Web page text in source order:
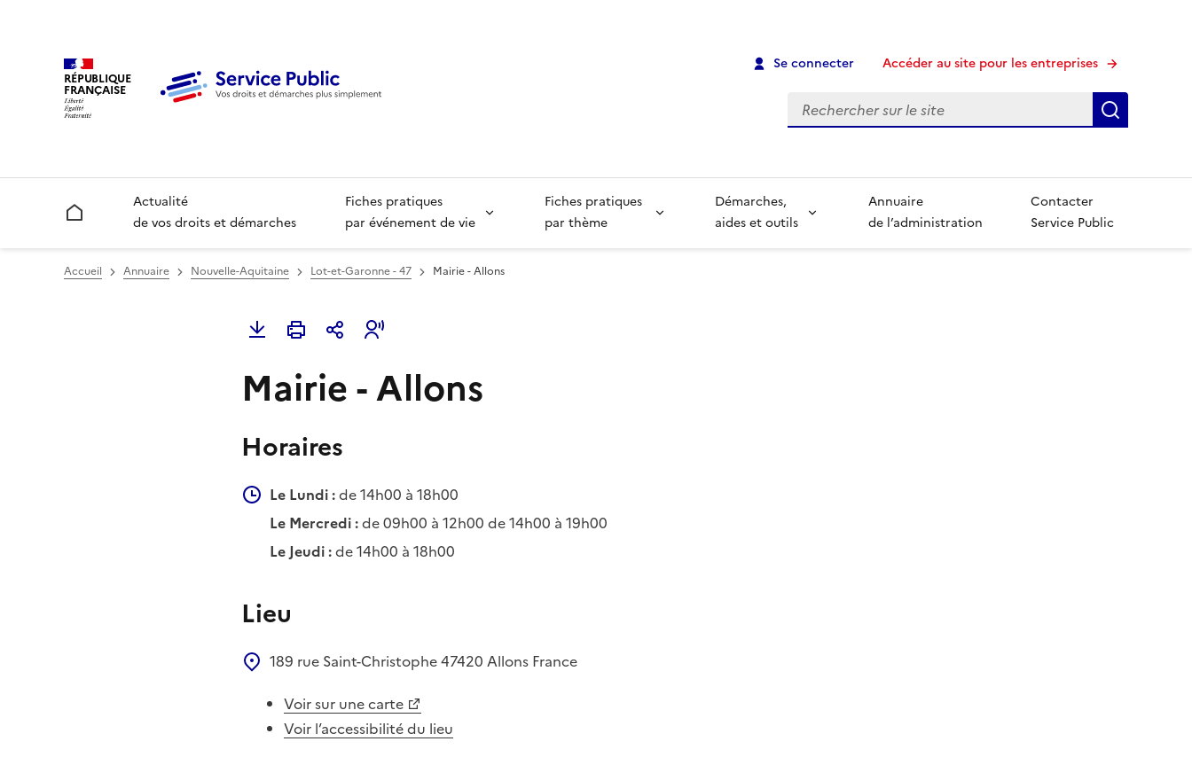
RÉPUBLIQUE
FRANÇAISE
Se connecter Accéder au site pour les entreprises
Recherche
Accueil
Actualité
de vos droits et démarches
Fiches pratiques
par événement de vie
Fiches pratiques
par thème
Démarches,
aides et outils
Annuaire
de l’administration
Contacter
Service Public
Accueil Annuaire Nouvelle-Aquitaine Lot-et-Garonne - 47 Mairie - Allons
Mairie - Allons
Horaires
Le Lundi :de 14h00 à 18h00
Le Mercredi :de 09h00 à 12h00 de 14h00 à 19h00
Le Jeudi :de 14h00 à 18h00
Lieu
189 rue Saint-Christophe47420 Allons France
Voir sur une carte
Voir l’accessibilité du lieu